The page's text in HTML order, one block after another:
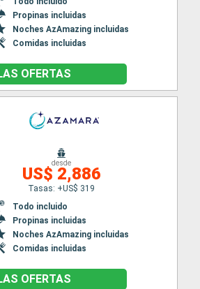
Propinas incluidas
Noches AzAmazing incluidas
Comidas incluidas
OFERTAS
desde
US$ 2,886
Tasas: +US$ 319
Todo incluido
Propinas incluidas
Noches AzAmazing incluidas
Comidas incluidas
OFERTAS